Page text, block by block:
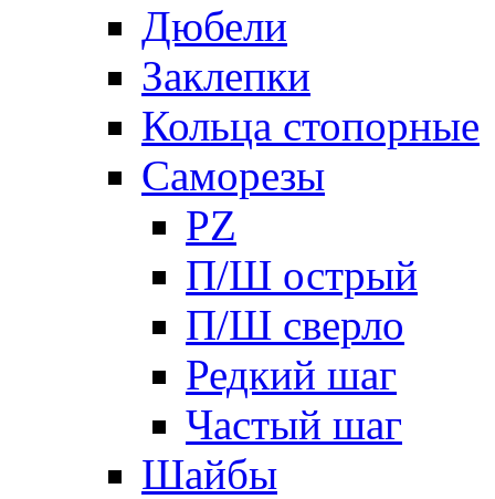
Дюбели
Заклепки
Кольца стопорные
Саморезы
PZ
П/Ш острый
П/Ш сверло
Редкий шаг
Частый шаг
Шайбы